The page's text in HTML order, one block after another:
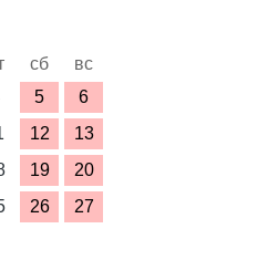
сб
вс
5
6
12
13
19
20
26
27